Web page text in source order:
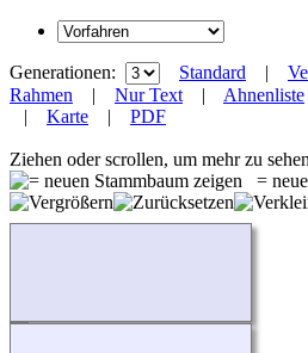
Generationen: Standard |
Rahmen | Nur Text | Ahnenliste
| Karte | PDF
Ziehen oder scrollen, um mehr zu sehen
=